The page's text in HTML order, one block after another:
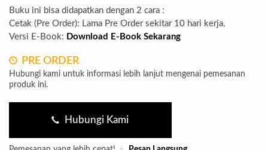
Buku ini bisa didapatkan dengan 2 cara :
Cetak (Pre Order): Lama Pre Order sekitar 10 hari kerja.
Versi E-Book: Download E-Book Sekarang
PRE ORDER
Hubungi kami untuk informasi lebih lanjut mengenai pemesanan
produk ini.
Hubungi Kami